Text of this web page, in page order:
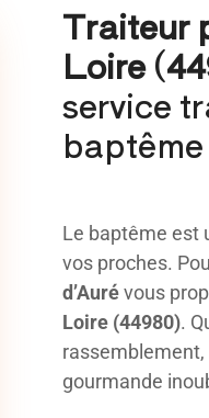
Traiteur
Loire
service
baptême
Le baptême est
vos proches.
d’Aurévous
Loire (44980).
gourmande